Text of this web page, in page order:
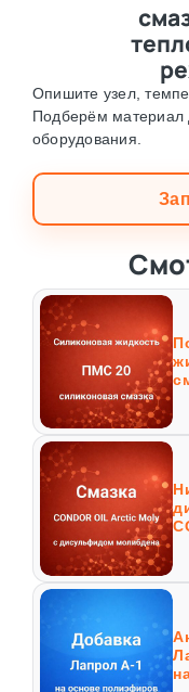
Опишите узел,
Подберём материал
оборудования.